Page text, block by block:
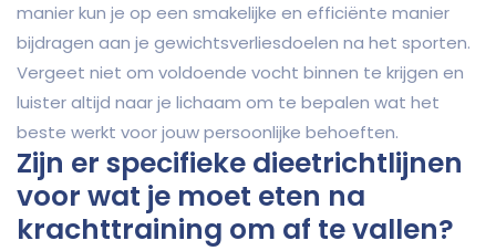
manier kun je op een smakelijke en efficiënte manier
bijdragen aan je gewichtsverliesdoelen na het sporten.
Vergeet niet om voldoende vocht binnen te krijgen en
luister altijd naar je lichaam om te bepalen wat het
beste werkt voor jouw persoonlijke behoeften.
Zijn er specifieke dieetrichtlijnen
voor wat je moet eten na
krachttraining om af te vallen?